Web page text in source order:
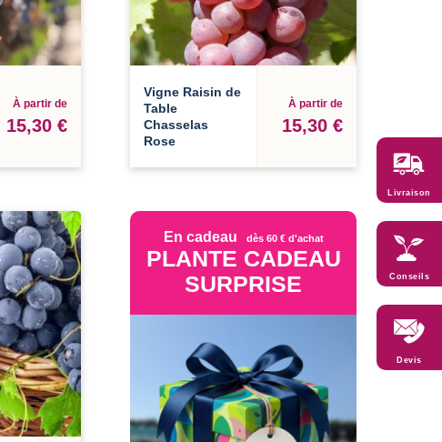
À partir de
15,30 €
Vigne Raisin de
Table
Chasselas
Rose
À partir de
15,30 €
En cadeau dès 60 € d'achat
PLANTE CADEAU
SURPRISE
Livraison
Conseils
Devis